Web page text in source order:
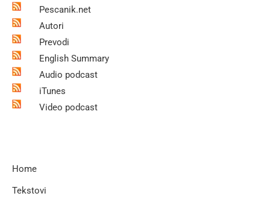
Pescanik.net
Autori
Prevodi
English Summary
Audio podcast
iTunes
Video podcast
Home
Tekstovi